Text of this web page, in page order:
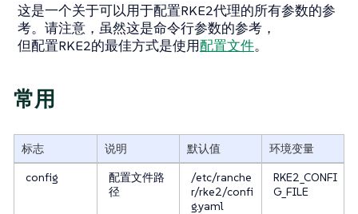
这是一个关于可以用于配置RKE2代理的所有参数的参
考。请注意，虽然这是命令行参数的参考，
但配置RKE2的最佳方式是使用配置文件。
常用
标志 说明 默认值
环境变量
config
配置文件路
径
/etc/ranche
r/rke2/confi
g.yaml
RKE2_CONFI
G_FILE